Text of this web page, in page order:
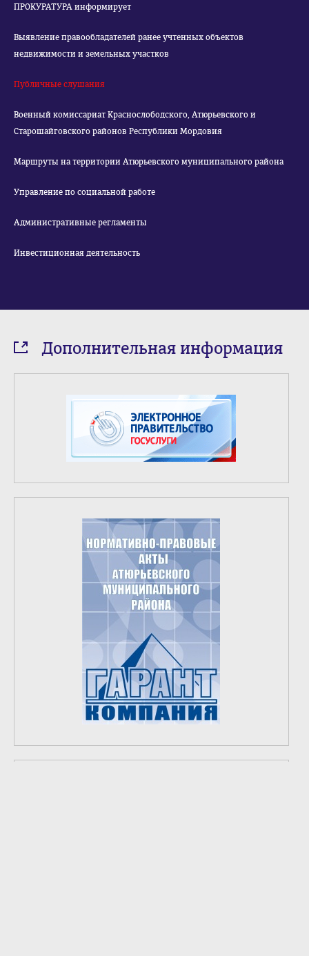
ПРОКУРАТУРА информирует
Выявление правообладателей ранее учтенных объектов
недвижимости и земельных участков
Публичные слушания
Военный комиссариат Краснослободского, Атюрьевского и
Старошайговского районов Республики Мордовия
Маршруты на территории Атюрьевского муниципального района
Управление по социальной работе
Административные регламенты
Инвестиционная деятельность
Дополнительная информация